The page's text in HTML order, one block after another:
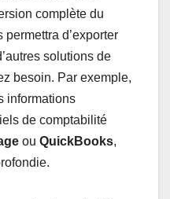
complète du
d’exporter
solutions de
besoin. Par exemple,
informations
de comptabilité
ou QuickBooks,